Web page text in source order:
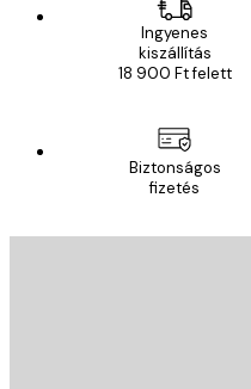
Ingyenes
kiszállítás
18 900 Ft felett
Biztonságos
fizetés